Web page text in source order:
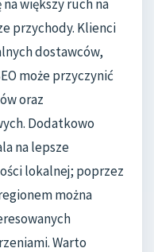
większy ruch na
przychody. Klienci
dostawców,
może przyczynić
oraz
Dodatkowo
na lepsze
lokalnej; poprzez
można
Warto